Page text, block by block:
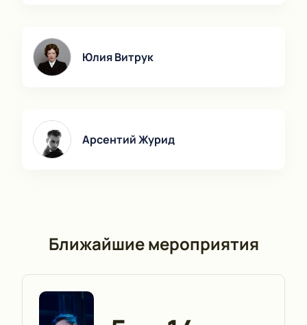
Юлия Витрук
Арсентий Журид
Ближайшие мероприятия